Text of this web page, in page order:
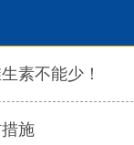
素不能少！
施